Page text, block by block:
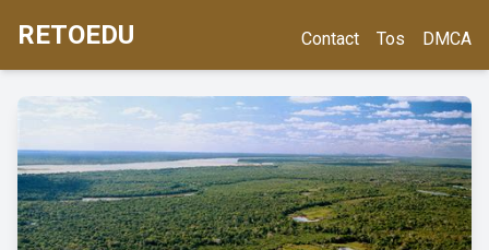
RETOEDU Contact Tos DMCA